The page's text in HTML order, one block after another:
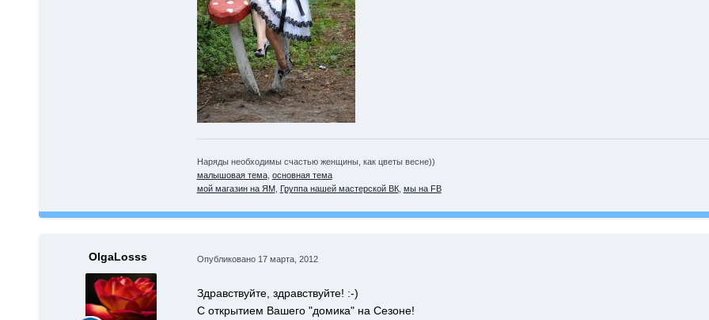
Наряды необходимы счастью женщины, как цветы весне))
малышовая тема, основная тема
мой магазин на ЯМ, Группа нашей мастерской ВК, мы на FB
OlgaLosss Опубликовано 17 марта, 2012
Здравствуйте, здравствуйте! :-)
С открытием Вашего "домика" на Сезоне!